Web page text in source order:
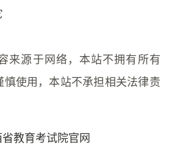
来源于网络，本站不拥有所有
使用，本站不承担相关法律责
教育考试院官网